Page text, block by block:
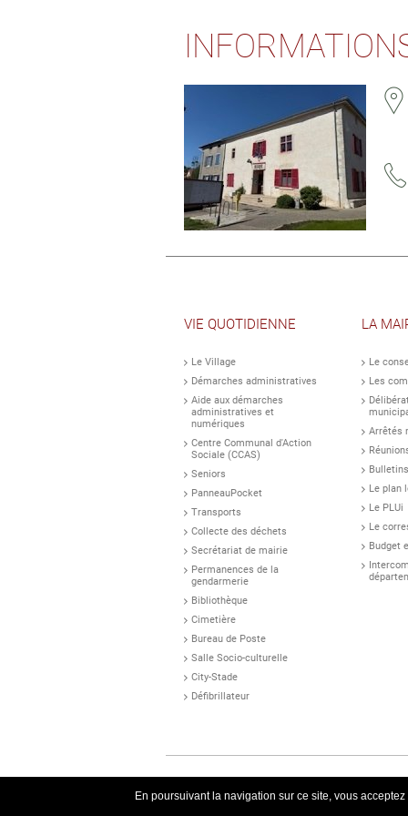
En poursuivant la navigation sur ce site, vous
VIE QUOTIDIENNE
Le Village
Démarches administratives
Aide aux démarches
administratives et
numériques
Centre Communal d'Action
Sociale (CCAS)
Seniors
PanneauPocket
Transports
Collecte des déchets
Secrétariat de mairie
Permanences de la
gendarmerie
Bibliothèque
Cimetière
Bureau de Poste
Salle Socio-culturelle
City-Stade
Défibrillateur
LA
Le
Les
Arrêtés
Le plan
Le PLUi
Le
Budget